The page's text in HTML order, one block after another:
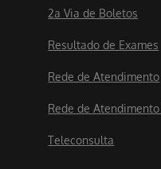
2a Via de Boletos
Resultado de Exames
Rede de Atendimento
Rede de
Teleconsulta